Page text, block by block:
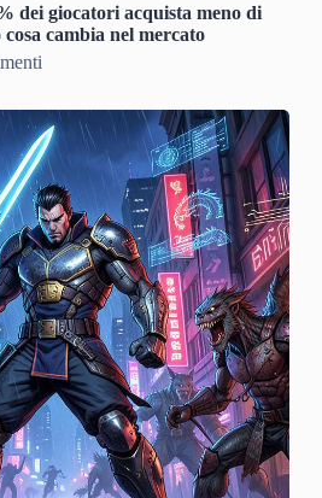
dei giocatori acquista meno di
cambia nel mercato